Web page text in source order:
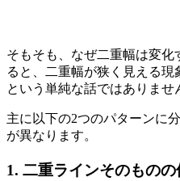
そもそも、なぜ二重幅は変
ると、二重幅が狭く見える現
という単純な話ではありませ
主に以下の2つのパターンに
が異なります。
1. 二重ラインそのもの